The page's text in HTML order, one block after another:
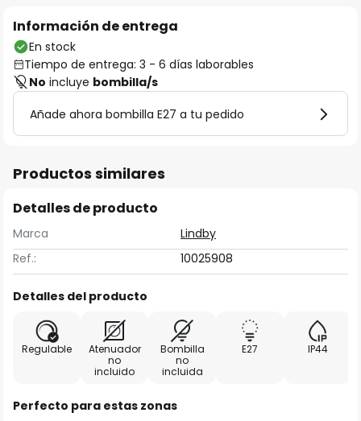
Información de entrega
En stock
Tiempo de entrega: 3 - 6 días laborables
No incluye bombilla/s
Añade ahora bombilla E27 a tu pedido
Productos similares
Detalles de producto
Marca
Lindby
Ref.:
10025908
Detalles del producto
Regulable
Atenuador
no
incluido
Bombilla
no
incluida
E27 IP44
Perfecto para estas zonas